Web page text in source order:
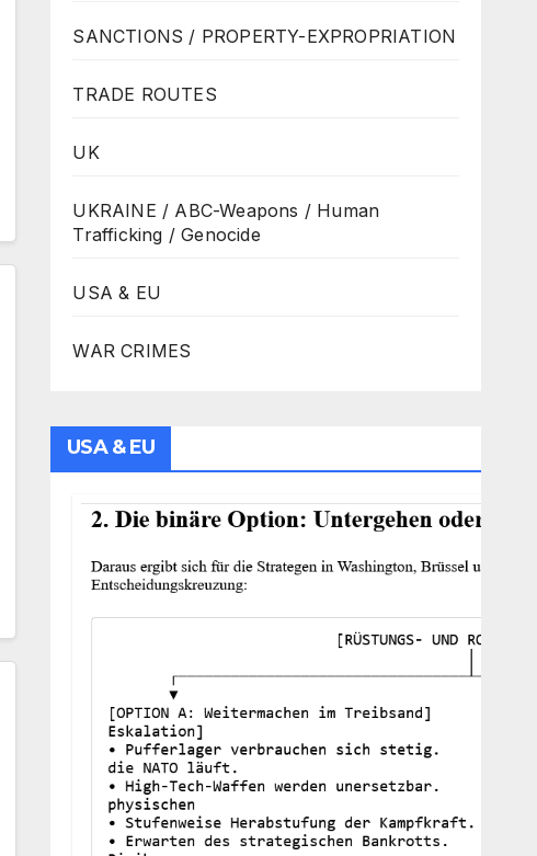
SANCTIONS / PROPERTY-EXPROPRIATION
TRADE ROUTES
UK
UKRAINE / ABC-Weapons / Human
Trafficking / Genocide
USA & EU
WAR CRIMES
USA & EU